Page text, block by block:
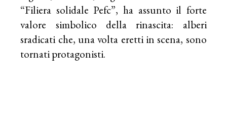
“Filiera solidale Pefc”, ha assunto il forte
valore simbolico della rinascita: alberi
sradicati che, una volta eretti in scena, sono
tornati protagonisti.